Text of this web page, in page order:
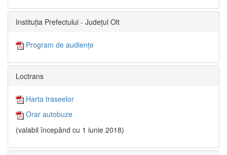
Instituția Prefectului - Județul Olt
Program de audiențe
Loctrans
Harta traseelor
Orar autobuze
(valabil începând cu 1 iunie 2018)